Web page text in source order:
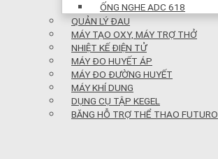
ỐNG NGHE ADC 618
QUẢN LÝ ĐAU
MÁY TẠO OXY, MÁY TRỢ THỞ
NHIỆT KẾ ĐIỆN TỬ
MÁY ĐO HUYẾT ÁP
MÁY ĐO ĐƯỜNG HUYẾT
MÁY KHÍ DUNG
DỤNG CỤ TẬP KEGEL
BĂNG HỖ TRỢ THỂ THAO FUTURO